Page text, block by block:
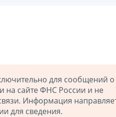
для сообщений о
на сайте ФНС России и не
Информация
для сведения.